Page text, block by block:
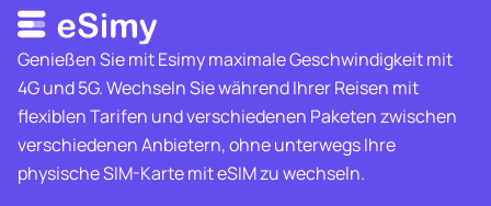
Genießen Sie mit Esimy maximale Geschwindigkeit mit
4G und 5G. Wechseln Sie während Ihrer Reisen mit
flexiblen Tarifen und verschiedenen Paketen zwischen
verschiedenen Anbietern, ohne unterwegs Ihre
physische SIM-Karte mit eSIM zu wechseln.